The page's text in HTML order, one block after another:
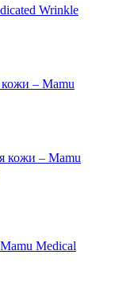
Wrinkle
– Mamu
кожи – Mamu
Medical